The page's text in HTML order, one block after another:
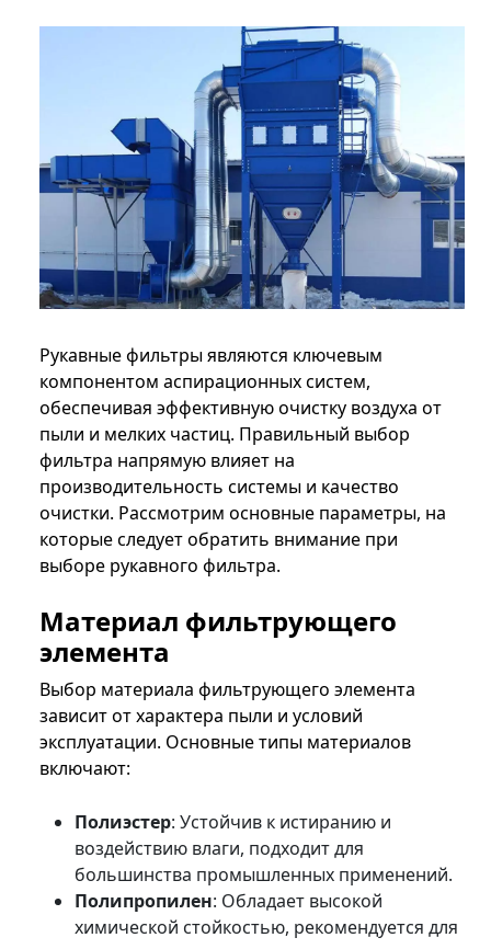
Рукавные фильтры являются ключевым
компонентом аспирационных систем,
обеспечивая эффективную очистку воздуха от
пыли и мелких частиц. Правильный выбор
фильтра напрямую влияет на
производительность системы и качество
очистки. Рассмотрим основные параметры, на
которые следует обратить внимание при
выборе рукавного фильтра.
Материал фильтрующего
элемента
Выбор материала фильтрующего элемента
зависит от характера пыли и условий
эксплуатации. Основные типы материалов
включают:
Полиэстер: Устойчив к истиранию и
воздействию влаги, подходит для
большинства промышленных применений.
Полипропилен: Обладает высокой
химической стойкостью, рекомендуется для